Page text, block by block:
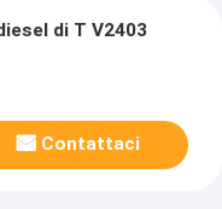
di T V2403
Contattaci